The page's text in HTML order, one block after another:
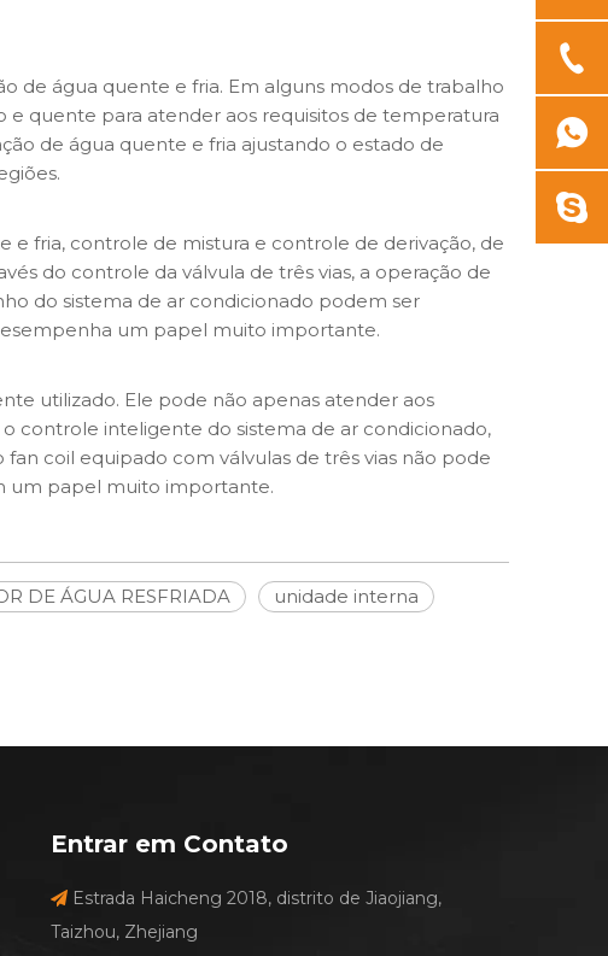
de água quente e fria. Em alguns modos de trabalho
e quente para atender aos requisitos de temperatura
de água quente e fria ajustando o estado de
e fria, controle de mistura e controle de derivação, de
do controle da válvula de três vias, a operação de
do sistema de ar condicionado podem ser
um papel muito importante.
utilizado. Ele pode não apenas atender aos
controle inteligente do sistema de ar condicionado,
coil equipado com válvulas de três vias não pode
um papel muito importante.
DE ÁGUA RESFRIADA
unidade interna
Entrar em Contato
 Estrada Haicheng 2018, distrito de Jiaojiang,
Taizhou, Zhejiang